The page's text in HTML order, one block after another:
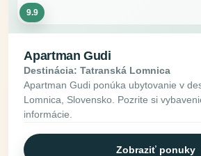
9.9
Apartman Gudi
Destinácia: Tatranská Lomnica
Apartman Gudi ponúka ubytovanie v
Lomnica, Slovensko. Pozrite si
informácie.
Zobraziť ponuky